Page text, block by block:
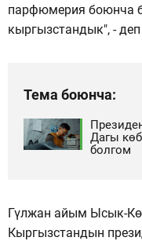
парфюмерия боюнча
кыргызстандык", -
Тема боюнча:
Дагы
болгом
Гүлжан айым Ысык-
Кыргызстандын